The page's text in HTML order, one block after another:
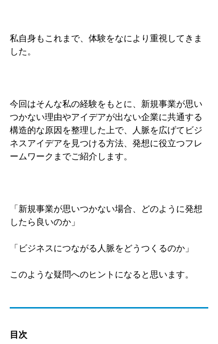
私自身もこれまで、体験をなにより重視してきま
した。
今回はそんな私の経験をもとに、新規事業が思い
つかない理由やアイデアが出ない企業に共通する
構造的な原因を整理した上で、人脈を広げてビジ
ネスアイデアを見つける方法、発想に役立つフレ
ームワークまでご紹介します。
「新規事業が思いつかない場合、どのように発想
したら良いのか」
「ビジネスにつながる人脈をどうつくるのか」
このような疑問へのヒントになると思います。
目次